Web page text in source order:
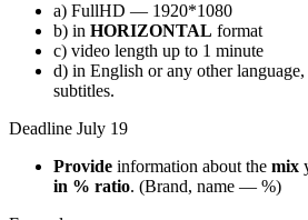
a) FullHD — 1920*1080
b) in HORIZONTAL format
c) video length up to 1 minute
d) in English or any other
subtitles.
Deadline July 19
Provide information about the mix
in % ratio. (Brand, name — %)